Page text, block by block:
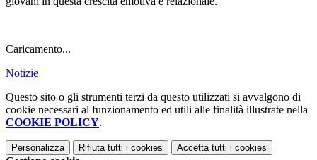
Caricamento...
Notizie
Questo sito o gli strumenti terzi da questo utilizzati si avvalgono di
cookie necessari al funzionamento ed utili alle finalità illustrate nella
COOKIE POLICY.
Personalizza Rifiuta tutti i cookies Accetta tutti i cookies